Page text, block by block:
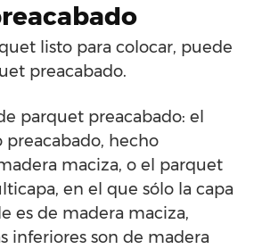
listo para colocar, puede
preacabado.
parquet preacabado: el
hecho
maciza, o el parquet
en el que sólo la capa
es de madera maciza,
inferiores son de madera